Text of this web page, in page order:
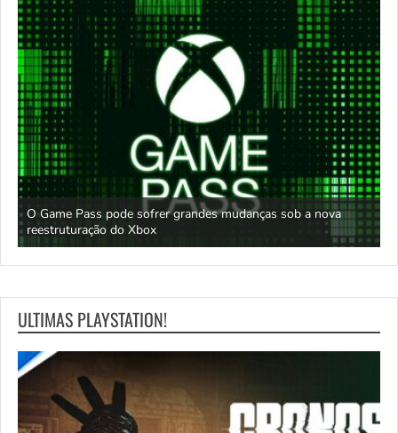
O Game Pass pode sofrer grandes mudanças sob a nova
reestruturação do Xbox
ULTIMAS PLAYSTATION!